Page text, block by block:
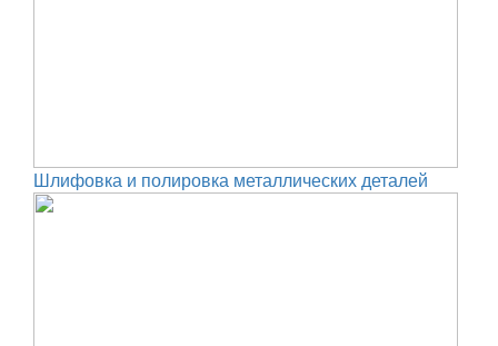
Шлифовка и полировка металлических деталей